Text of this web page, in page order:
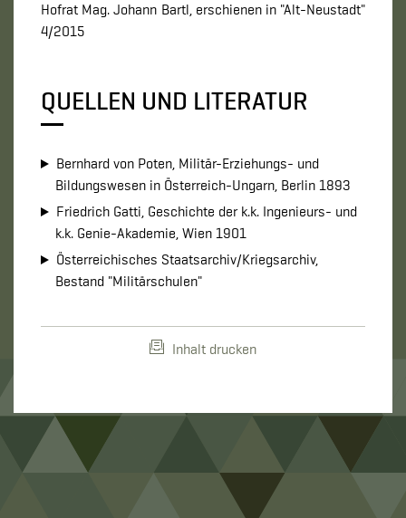
Hofrat Mag. Johann Bartl, erschienen in "Alt-Neustadt"
4/2015
QUELLEN UND LITERATUR
Bernhard von Poten, Militär-Erziehungs- und
Bildungswesen in Österreich-Ungarn, Berlin 1893
Friedrich Gatti, Geschichte der k.k. Ingenieurs- und
k.k. Genie-Akademie, Wien 1901
Österreichisches Staatsarchiv/Kriegsarchiv,
Bestand "Militärschulen"
Inhalt drucken